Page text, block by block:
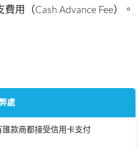
用（Cash Advance Fee）。
處
款商都接受信用卡支付